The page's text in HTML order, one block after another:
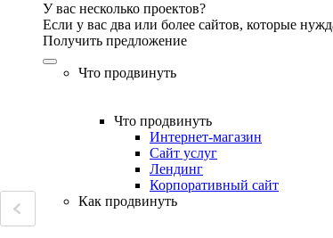
У вас несколько проектов?
Если у вас два или более сайтов, которые
Получить предложение
Что продвинуть
Что продвинуть
Интернет-магазин
Сайт услуг
Лендинг
Корпоративный сайт
Как продвинуть